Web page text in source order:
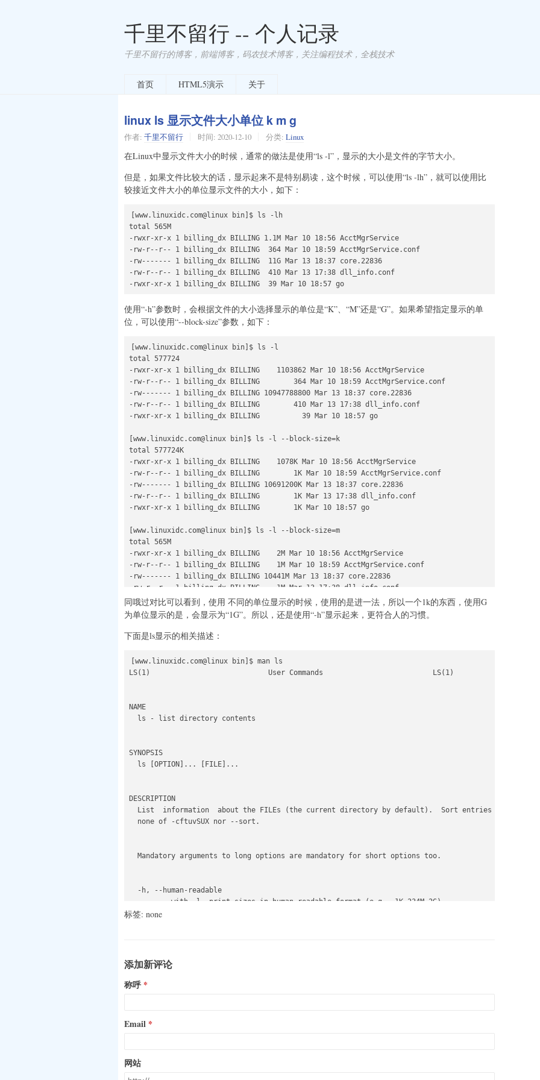
千里不留行 -- 个人记录
千里不留行的博客，前端博客，码农技术博客，关注编程技术，全栈技术
首页 HTML5演示 关于
linux ls 显示文件大小单位 k m g
作者: 千里不留行 时间: 2020-12-10 分类: Linux
在Linux中显示文件大小的时候，通常的做法是使用“ls -l”，显示的大小是文件的字节大小。
但是，如果文件比较大的话，显示起来不是特别易读，这个时候，可以使用“ls -lh”，就可以使用比
较接近文件大小的单位显示文件的大小，如下：
[www.linuxidc.com@linux bin]$ ls -lh
total 565M
-rwxr-xr-x 1 billing_dx BILLING 1.1M Mar 10 18:56 AcctMgrService
-rw-r--r-- 1 billing_dx BILLING  364 Mar 10 18:59 AcctMgrService.conf
-rw------- 1 billing_dx BILLING  11G Mar 13 18:37 core.22836
-rw-r--r-- 1 billing_dx BILLING  410 Mar 13 17:38 dll_info.conf
使用“-h”参数时，会根据文件的大小选择显示的单位是“K”、“M”还是“G”。如果希望指定显示的单
位，可以使用“--block-size”参数，如下：
[www.linuxidc.com@linux bin]$ ls -l
total 577724
-rwxr-xr-x 1 billing_dx BILLING    1103862 Mar 10 18:56 AcctMgrService
-rw-r--r-- 1 billing_dx BILLING        364 Mar 10 18:59 AcctMgrService.conf
-rw------- 1 billing_dx BILLING 10947788800 Mar 13 18:37 core.22836
-rw-r--r-- 1 billing_dx BILLING        410 Mar 13 17:38 dll_info.conf
-rwxr-xr-x 1 billing_dx BILLING          39 Mar 10 18:57 go
[www.linuxidc.com@linux bin]$ ls -l --block-size=k
total 577724K
-rwxr-xr-x 1 billing_dx BILLING    1078K Mar 10 18:56 AcctMgrService
-rw-r--r-- 1 billing_dx BILLING        1K Mar 10 18:59 AcctMgrService.conf
-rw------- 1 billing_dx BILLING 10691200K Mar 13 18:37 core.22836
-rw-r--r-- 1 billing_dx BILLING        1K Mar 13 17:38 dll_info.conf
-rwxr-xr-x 1 billing_dx BILLING        1K Mar 10 18:57 go
[www.linuxidc.com@linux bin]$ ls -l --block-size=m
total 565M
-rwxr-xr-x 1 billing_dx BILLING    2M Mar 10 18:56 AcctMgrService
-rw-r--r-- 1 billing_dx BILLING    1M Mar 10 18:59 AcctMgrService.conf
-rw------- 1 billing_dx BILLING 10441M Mar 13 18:37 core.22836
-rw-r--r-- 1 billing_dx BILLING    1M Mar 13 17:38 dll_info.conf
-rwxr-xr-x 1 billing_dx BILLING    1M Mar 10 18:57 go
total 1G
-rw-r--r-- 1 billing_dx BILLING  1G Mar 10 18:59 AcctMgrService.conf
-rw------- 1 billing_dx BILLING 11G Mar 13 18:37 core.22836
同哦过对比可以看到，使用 不同的单位显示的时候，使用的是进一法，所以一个1k的东西，使用G
为单位显示的是，会显示为“1G”。所以，还是使用“-h”显示起来，更符合人的习惯。
下面是ls显示的相关描述：
[www.linuxidc.com@linux bin]$ man ls
LS(1)                            User Commands                          LS(1)
NAME
  ls - list directory contents
SYNOPSIS
  ls [OPTION]... [FILE]...
DESCRIPTION
List  information  about the FILEs (the current directory by default).  Sort entries
  none of -cftuvSUX nor --sort.
  Mandatory arguments to long options are mandatory for short options too.
  -h, --human-readable
          with -l, print sizes in human readable format (e.g., 1K 234M 2G)
  -l    use a long listing format
  1000*1000, M 1024*1024, and so on for G, T, P, E, Z, Y.
标签: none
添加新评论
称呼
Email
网站